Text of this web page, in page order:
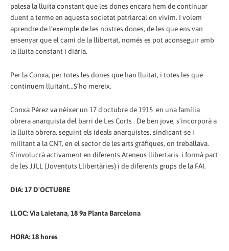
palesa la lluita constant que les dones encara hem de continuar
duent a terme en aquesta societat patriarcal on vivim. I volem
aprendre de l’exemple de les nostres dones, de les que ens van
ensenyar que el camí de la llibertat, només es pot aconseguir amb
la lluita constant i diària.
Per la Conxa, per totes les dones que han lluitat, i totes les que
continuem lluitant...S’ho mereix.
Conxa Pérez va nèixer un 17 d'octubre de 1915 en una família
obrera anarquista del barri de Les Corts . De ben jove, s'incorporà a
la lluita obrera, seguint els ideals anarquistes, sindicant-se i
militant a la CNT, en el sector de les arts gràfiques, on treballava.
S'involucrà activament en diferents Ateneus llibertaris i formà part
de les JJLL (Joventuts Llibertàries) i de diferents grups de la FAI.
DIA: 17 D'OCTUBRE
LLOC: Via Laietana, 18 9a Planta Barcelona
HORA: 18 hores